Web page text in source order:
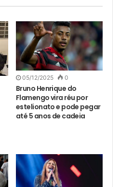
05/12/2025 0
Bruno Henrique do
Flamengo vira réu por
estelionato e pode pegar
até 5 anos de cadeia